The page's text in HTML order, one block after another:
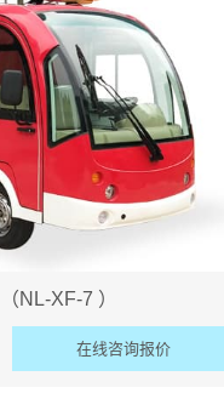
NL-XF-7 ）
在线咨询报价